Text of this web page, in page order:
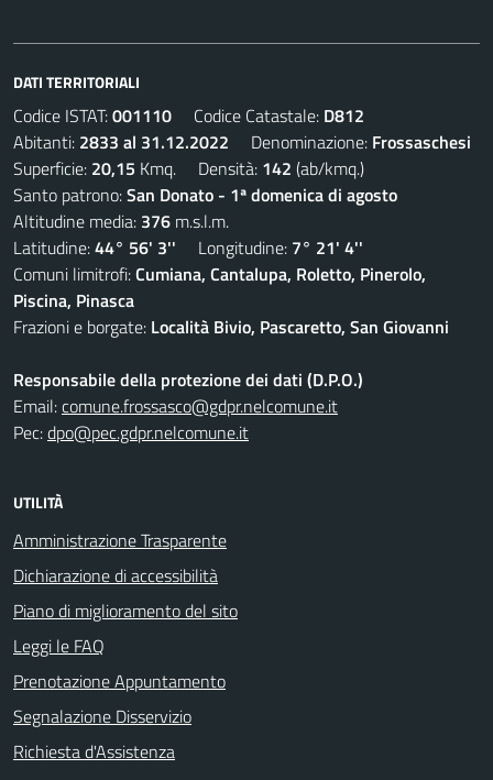
DATI TERRITORIALI
Codice ISTAT:001110 Codice Catastale: D812
Abitanti: 2833 al 31.12.2022 Denominazione: Frossaschesi
Superficie: 20,15 Kmq. Densità: 142 (ab/kmq.)
Santo patrono:San Donato - 1ª domenica di agosto
Altitudine media: 376 m.s.l.m.
Latitudine:44° 56' 3'' Longitudine: 7° 21' 4''
Comuni limitrofi:Cumiana, Cantalupa, Roletto, Pinerolo,
Piscina, Pinasca
Frazioni e borgate: Località Bivio, Pascaretto, San Giovanni
Responsabile della protezione dei dati (D.P.O.)
Email:comune.frossasco@gdpr.nelcomune.it
Pec:dpo@pec.gdpr.nelcomune.it
UTILITÀ
Amministrazione Trasparente
Dichiarazione di accessibilità
Piano di miglioramento del sito
Leggi le FAQ
Prenotazione Appuntamento
Segnalazione Disservizio
Richiesta d'Assistenza